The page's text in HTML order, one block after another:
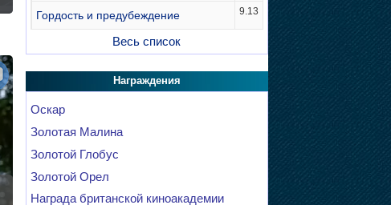
Гордость и предубеждение 9.13
Весь список
Награждения
Оскар
Золотая Малина
Золотой Глобус
Золотой Орел
Награда британской киноакадемии